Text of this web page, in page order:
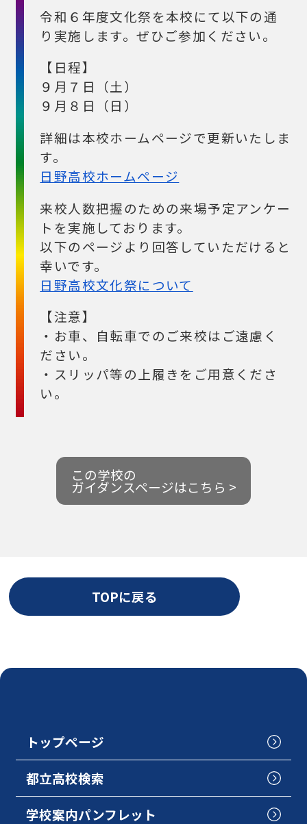
令和６年度文化祭を本校にて以下の通
り実施します。ぜひご参加ください。
【日程】
９月７日（土）
９月８日（日）
詳細は本校ホームページで更新いたしま
す。
日野高校ホームページ
来校人数把握のための来場予定アンケー
トを実施しております。
以下のページより回答していただけると
幸いです。
日野高校文化祭について
【注意】
・お車、自転車でのご来校はご遠慮く
ださい。
・スリッパ等の上履きをご用意くださ
い。
この学校の
ガイダンスページはこちら >
TOPに戻る
トップページ
都立高校検索
学校案内パンフレット